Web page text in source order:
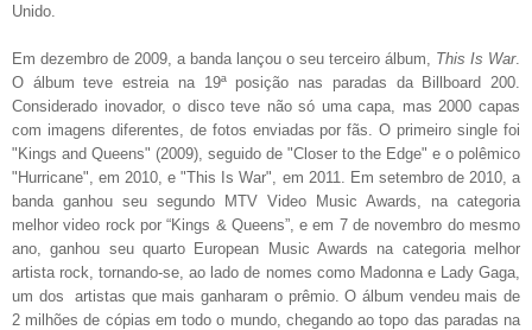
Unido.
Em dezembro de 2009, a banda lançou o seu terceiro álbum, This Is War.
O álbum teve estreia na 19ª posição nas paradas da Billboard 200.
Considerado inovador, o disco teve não só uma capa, mas 2000 capas
com imagens diferentes, de fotos enviadas por fãs. O primeiro single foi
"Kings and Queens" (2009), seguido de "Closer to the Edge" e o polêmico
"Hurricane", em 2010, e "This Is War", em 2011. Em setembro de 2010, a
banda ganhou seu segundo MTV Video Music Awards, na categoria
melhor video rock por “Kings & Queens”, e em 7 de novembro do mesmo
ano, ganhou seu quarto European Music Awards na categoria melhor
artista rock, tornando-se, ao lado de nomes como Madonna e Lady Gaga,
um dos artistas que mais ganharam o prêmio. O álbum vendeu mais de
2 milhões de cópias em todo o mundo, chegando ao topo das paradas na